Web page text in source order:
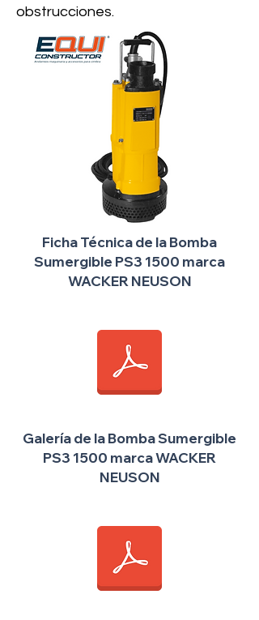
obstrucciones.
Ficha Técnica de la Bomba
Sumergible PS3 1500 marca
WACKER NEUSON
Galería de la Bomba Sumergible
PS3 1500 marca WACKER
NEUSON